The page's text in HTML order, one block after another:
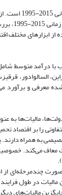
در این راستا هدف اصلی این
میانگین مالیات بر
ابزارهای مختلف
با درآمد متوسط
السالوادور،
معرفی و برآورد
مالیات‌ها به
را بر اقتصاد
به همراه دارند.
معاف می‌­کند.
چند‌مرحله‌ای از
در طول فرایند